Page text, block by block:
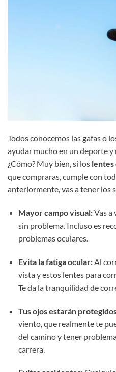
Todos conocemos las gafas o
ayudar mucho en un deporte y
¿Cómo? Muy bien, si los lentes
que compraras, cumple con
anteriormente, vas a tener los
Mayor campo visual:Vas a
sin problema. Incluso es
problemas oculares.
Evita la fatiga ocular:Al
vista y estos lentes para
Te da la tranquilidad de
Tus ojos estarán
viento, que realmente te
del camino y tener
carrera.